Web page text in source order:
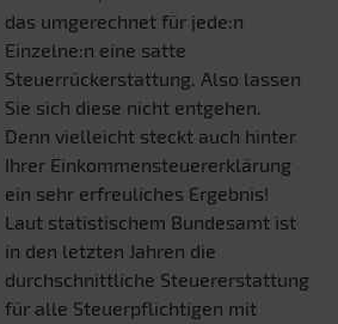
das umgerechnet für jede:n
Einzelne:n eine satte
Steuerrückerstattung. Also lassen
Sie sich diese nicht entgehen.
Denn vielleicht steckt auch hinter
Ihrer Einkommensteuererklärung
ein sehr erfreuliches Ergebnis!
Laut statistischem Bundesamt ist
in den letzten Jahren die
durchschnittliche Steuererstattung
für alle Steuerpflichtigen mit